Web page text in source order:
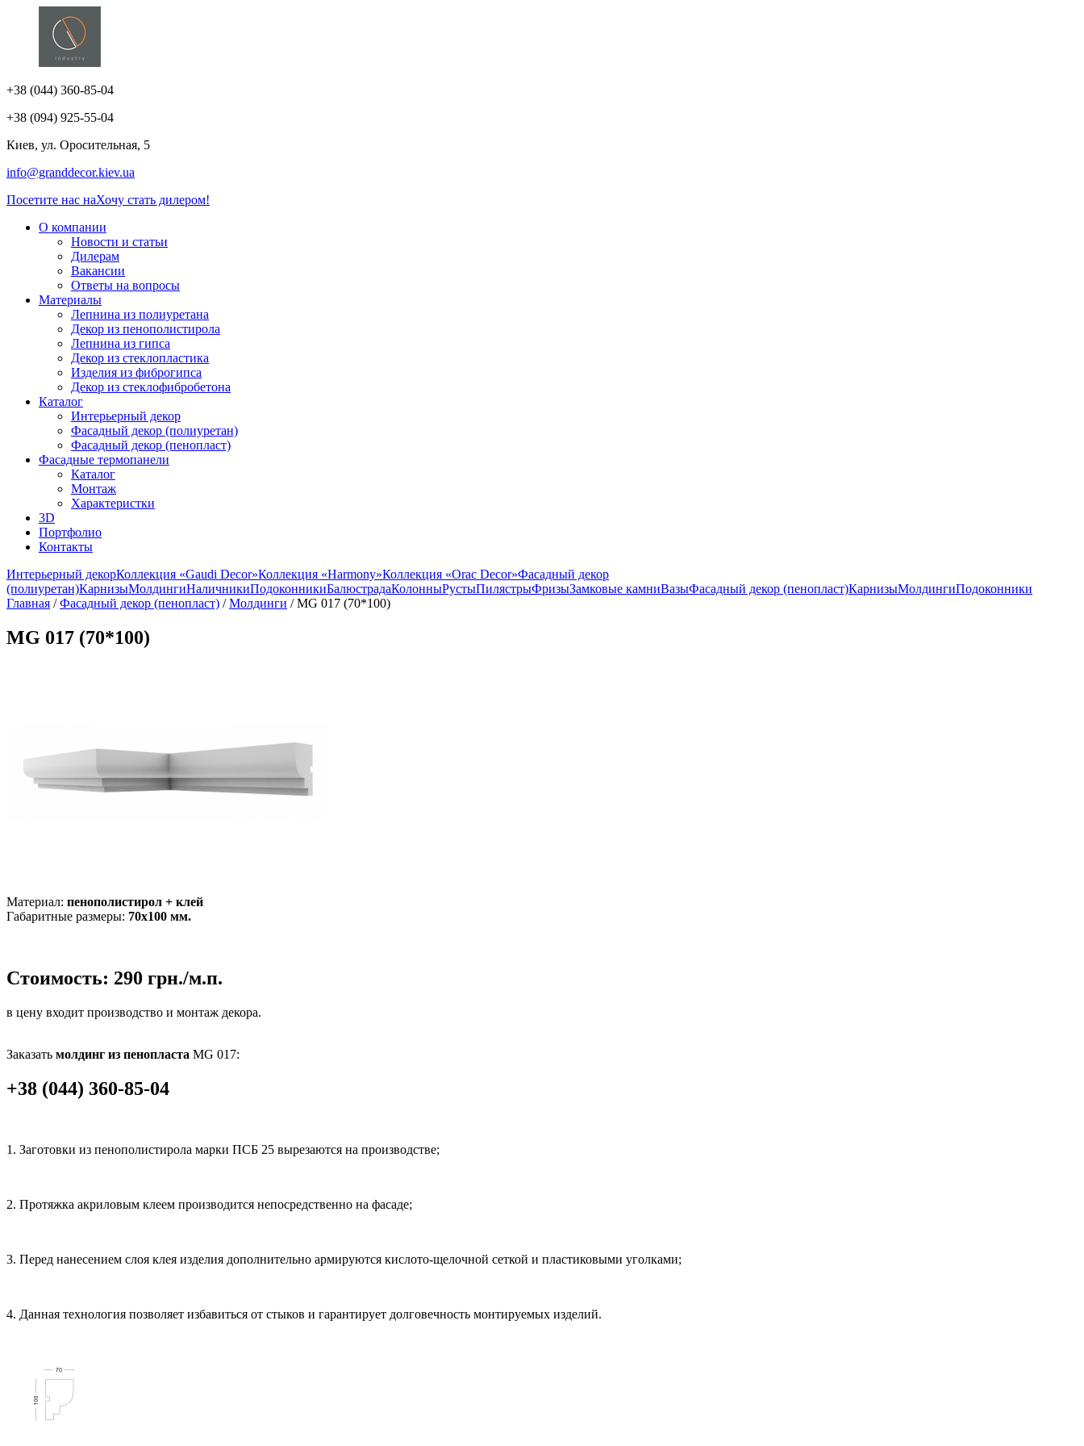
+38 (044) 360-85-04
+38 (094) 925-55-04
Киев, ул. Оросительная, 5
info@granddecor.kiev.ua
Посетите нас наХочу стать дилером!
О компании
Новости и статьи
Дилерам
Вакансии
Ответы на вопросы
Материалы
Лепнина из полиуретана
Декор из пенополистирола
Лепнина из гипса
Декор из стеклопластика
Изделия из фиброгипса
Декор из стеклофибробетона
Каталог
Интерьерный декор
Фасадный декор (полиуретан)
Фасадный декор (пенопласт)
Фасадные термопанели
Каталог
Монтаж
Характеристки
3D
Портфолио
Контакты
Интерьерный декорКоллекция «Gaudi Decor»Коллекция «Harmony»Коллекция «Orac Decor»Фасадный декор
(полиуретан)КарнизыМолдингиНаличникиПодоконникиБалюстрадаКолонныРустыПилястрыФризыЗамковые камниВазыФасадный декор (пенопласт)КарнизыМолдингиПодоконники
Главная /Фасадный декор (пенопласт) /Молдинги / MG 017 (70*100)
MG 017 (70*100)
Материал: пенополистирол + клей
Габаритные размеры: 70х100 мм.
Стоимость: 290 грн./м.п.
в цену входит производство и монтаж декора.
Заказать молдинг из пенопласта MG 017:
+38 (044) 360-85-04
1. Заготовки из пенополистирола марки ПСБ 25 вырезаются на производстве;
2. Протяжка акриловым клеем производится непосредственно на фасаде;
3. Перед нанесением слоя клея изделия дополнительно армируются кислото-щелочной сеткой и пластиковыми уголками;
4. Данная технология позволяет избавиться от стыков и гарантирует долговечность монтируемых изделий.